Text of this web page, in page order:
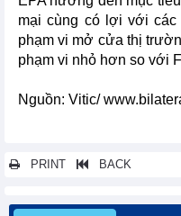
mại cùng có lợi với
phạm vi mở cửa thị
phạm vi nhỏ hơn so với
Nguồn: Vitic/
PRINT BACK